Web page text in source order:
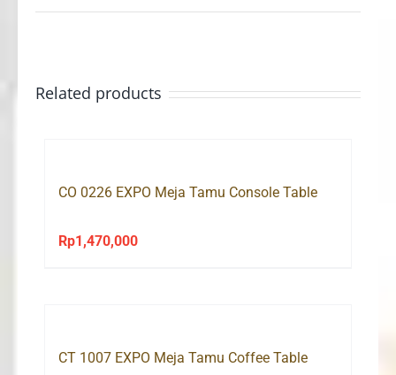
Related products
CO 0226 EXPO Meja Tamu Console Table
Rp1,470,000
CT 1007 EXPO Meja Tamu Coffee Table